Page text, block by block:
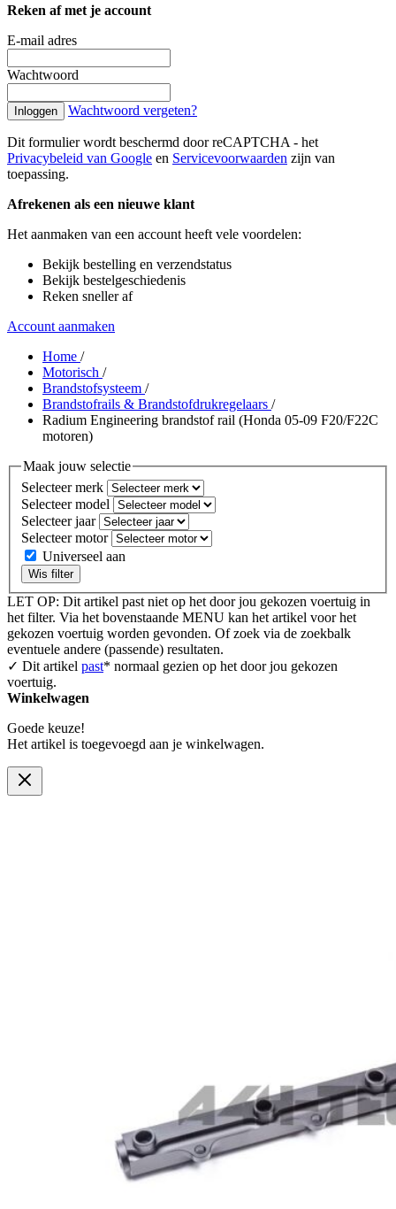
Reken af met je account
E-mail adres
Wachtwoord
Inloggen Wachtwoord vergeten?
Dit formulier wordt beschermd door reCAPTCHA - het
Privacybeleid van Google en Servicevoorwaarden zijn van
toepassing.
Afrekenen als een nieuwe klant
Het aanmaken van een account heeft vele voordelen:
Bekijk bestelling en verzendstatus
Bekijk bestelgeschiedenis
Reken sneller af
Account aanmaken
Home /
Motorisch /
Brandstofsysteem /
Brandstofrails & Brandstofdrukregelaars /
Radium Engineering brandstof rail (Honda 05-09 F20/F22C
motoren)
Maak jouw selectie
Selecteer merk
Selecteer model
Selecteer jaar
Selecteer motor
Universeel aan
Wis filter
LET OP: Dit artikel past niet op het door jou gekozen voertuig in
het filter. Via het bovenstaande MENU kan het artikel voor het
gekozen voertuig worden gevonden. Of zoek via de zoekbalk
eventuele andere (passende) resultaten.
✓ Dit artikel past* normaal gezien op het door jou gekozen
voertuig.
Winkelwagen
Goede keuze!
Het artikel is toegevoegd aan je winkelwagen.